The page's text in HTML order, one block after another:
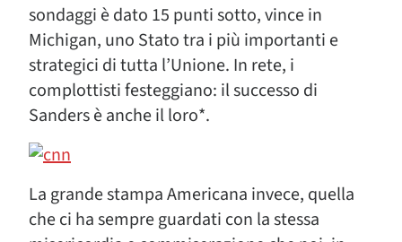
sondaggi è dato 15 punti sotto, vince in
Michigan, uno Stato tra i più importanti e
strategici di tutta l’Unione. In rete, i
complottisti festeggiano: il successo di
Sanders è anche il loro*.
La grande stampa Americana invece, quella
che ci ha sempre guardati con la stessa